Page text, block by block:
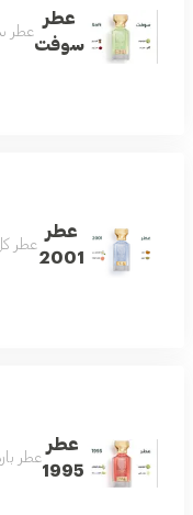
عطر
سوفت
عطر سوفت 75 مل لطيف وناعم وفواح رائحة
عطر
2001
عطر
عطر
1995
عطر